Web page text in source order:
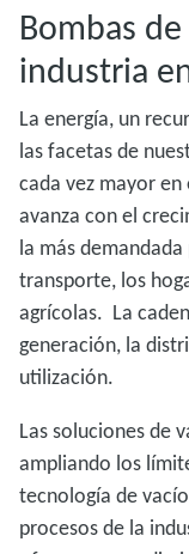
Bombas
industria
La energía, un
las facetas de
cada vez mayor
avanza con el
la más
transporte, los
agrícolas. La
generación, la
utilización.
Las soluciones de
ampliando los
tecnología de
procesos de la